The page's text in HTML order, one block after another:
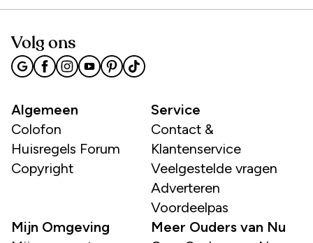
Volg ons
Algemeen
Colofon
Huisregels Forum
Copyright
Service
Contact &
Klantenservice
Veelgestelde vragen
Adverteren
Voordeelpas
Mijn Omgeving
Meer Ouders van Nu